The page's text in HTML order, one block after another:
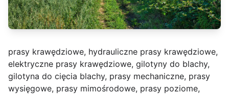
prasy krawędziowe, hydrauliczne prasy krawędziowe,
elektryczne prasy krawędziowe, gilotyny do blachy,
gilotyna do cięcia blachy, prasy mechaniczne, prasy
wysięgowe, prasy mimośrodowe, prasy poziome,